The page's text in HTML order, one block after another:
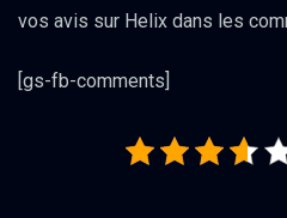
vos avis sur Helix dans les
[gs-fb-comments]